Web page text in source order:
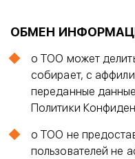
ОБМЕН
o ТОО может
собирает, с
переданные
Политики
o ТОО не
пользователей не